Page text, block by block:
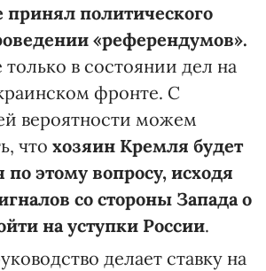
политического
«референдумов».
в состоянии дел на
фронте. С
вероятности можем
что хозяин Кремля будет
по этому вопросу, исходя
со стороны Запада о
на уступки России.
делает ставку на